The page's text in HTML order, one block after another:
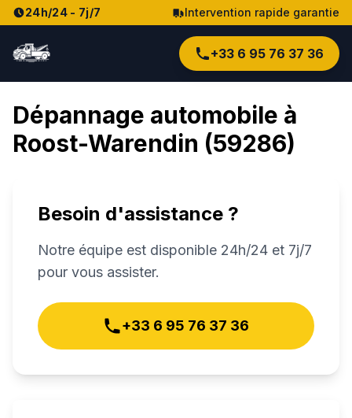
24h/24 - 7j/7 Intervention rapide garantie
+33 6 95 76 37 36
Dépannage automobile à
Roost-Warendin (59286)
Besoin d'assistance ?
Notre équipe est disponible 24h/24 et 7j/7
pour vous assister.
+33 6 95 76 37 36